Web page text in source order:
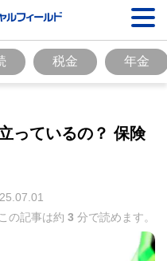
税金 年金
っているの？ 保険
この記事は約 3 分で読めます。